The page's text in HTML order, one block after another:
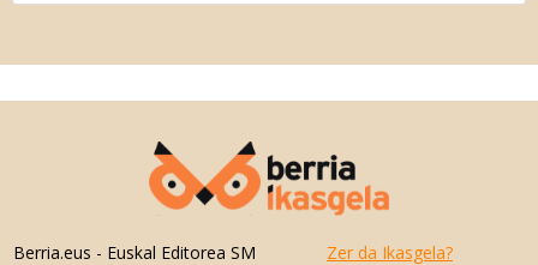
Berria.eus - Euskal Editorea SM
Zer da Ikasgela?